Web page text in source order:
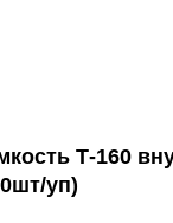
Т-160
уп)